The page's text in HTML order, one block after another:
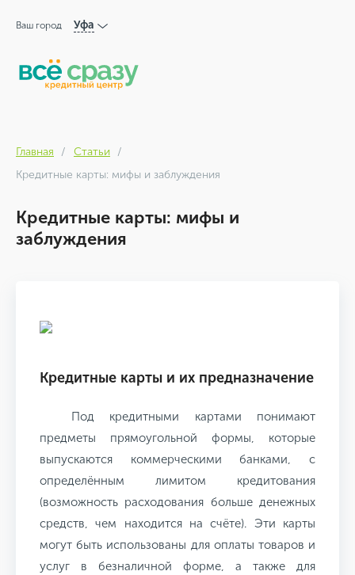
Ваш город Уфа
Главная
Статьи
Кредитные карты: мифы и заблуждения
Кредитные карты: мифы и
заблуждения
Кредитные карты и их предназначение
Под кредитными картами понимают
предметы прямоугольной формы, которые
выпускаются коммерческими банками, с
определённым лимитом кредитования
(возможность расходования больше денежных
средств, чем находится на счёте). Эти карты
могут быть использованы для оплаты товаров и
услуг в безналичной форме, а также для